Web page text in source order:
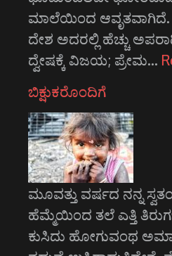
ಮಾಲೆಯಿಂದ ಆವೃತವಾಗಿದೆ.
ದೇಶ ಅದರಲ್ಲಿ ಹೆಚ್ಚು
ದ್ವೇಷಕ್ಕೆ ವಿಜಯ; ಪ್ರೇಮ…
ಬಿಕ್ಷುಕರೊಂದಿಗೆ
ಮೂವತ್ತು ವರ್ಷದ ನನ್ನ
ಹೆಮ್ಮೆಯಿಂದ ತಲೆ ಎತ್ತಿ
ಕುಸಿದು ಹೋಗುವಂಥ